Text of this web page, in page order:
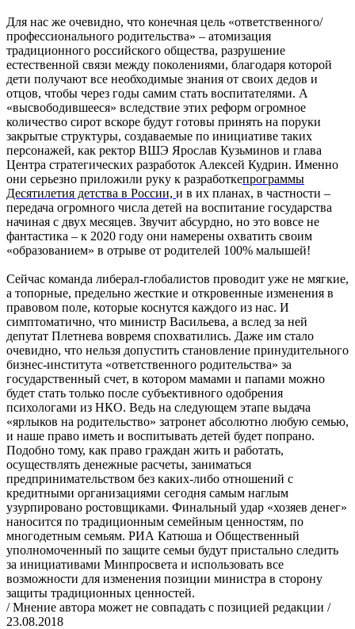
Для нас же очевидно, что конечная цель «ответственного/
профессионального родительства» – атомизация
традиционного российского общества, разрушение
естественной связи между поколениями, благодаря которой
дети получают все необходимые знания от своих дедов и
отцов, чтобы через годы самим стать воспитателями. А
«высвободившееся» вследствие этих реформ огромное
количество сирот вскоре будут готовы принять на поруки
закрытые структуры, создаваемые по инициативе таких
персонажей, как ректор ВШЭ Ярослав Кузьминов и глава
Центра стратегических разработок Алексей Кудрин. Именно
они серьезно приложили руку к разработкепрограммы
Десятилетия детства в России, и в их планах, в частности –
передача огромного числа детей на воспитание государства
начиная с двух месяцев. Звучит абсурдно, но это вовсе не
фантастика – к 2020 году они намерены охватить своим
«образованием» в отрыве от родителей 100% малышей!
Сейчас команда либерал-глобалистов проводит уже не мягкие,
а топорные, предельно жесткие и откровенные изменения в
правовом поле, которые коснутся каждого из нас. И
симптоматично, что министр Васильева, а вслед за ней
депутат Плетнева вовремя спохватились. Даже им стало
очевидно, что нельзя допустить становление принудительного
бизнес-института «ответственного родительства» за
государственный счет, в котором мамами и папами можно
будет стать только после субъективного одобрения
психологами из НКО. Ведь на следующем этапе выдача
«ярлыков на родительство» затронет абсолютно любую семью,
и наше право иметь и воспитывать детей будет попрано.
Подобно тому, как право граждан жить и работать,
осуществлять денежные расчеты, заниматься
предпринимательством без каких-либо отношений с
кредитными организациями сегодня самым наглым
узурпировано ростовщиками. Финальный удар «хозяев денег»
наносится по традиционным семейным ценностям, по
многодетным семьям. РИА Катюша и Общественный
уполномоченный по защите семьи будут пристально следить
за инициативами Минпросвета и использовать все
возможности для изменения позиции министра в сторону
защиты традиционных ценностей.
/ Мнение автора может не совпадать с позицией редакции /
23.08.2018